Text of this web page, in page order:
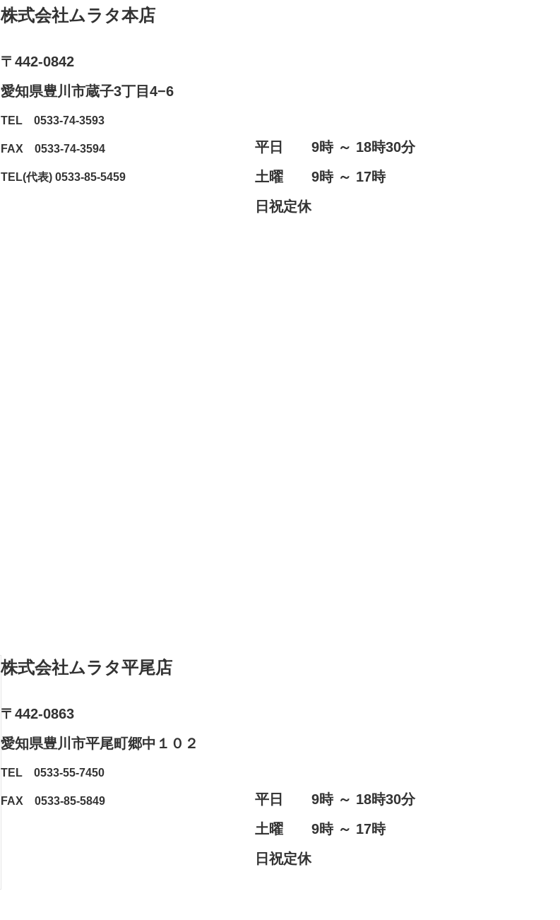
株式会社ムラタ本店
〒442-0842
愛知県豊川市蔵子3丁目4−6⁨⁩
TEL 0533-74-3593
FAX 0533-74-3594
TEL(代表) 0533-85-5459
平日 9時 ～ 18時30分
土曜 9時 ～ 17時
日祝定休
株式会社ムラタ平尾店
〒442-0863
愛知県豊川市平尾町郷中１０２⁨⁩
TEL 0533-55-7450
FAX 0533-85-5849
平日 9時 ～ 18時30分
土曜 9時 ～ 17時
日祝定休